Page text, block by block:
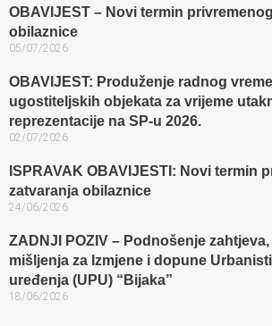
OBAVIJEST – Novi termin
obilaznice​
05/07/2026
OBAVIJEST: Produženje radnog
ugostiteljskih objekata za vrijeme
reprezentacije na SP-u 2026.
02/07/2026
ISPRAVAK OBAVIJESTI: Novi termin
zatvaranja obilaznice​
24/06/2026
ZADNJI POZIV – Podnošenje
mišljenja za Izmjene i dopune
uređenja (UPU) “Bijaka”
18/06/2026